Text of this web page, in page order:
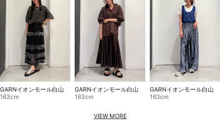
GARNイオンモール白山
163cm
GARNイオンモール白山
163cm
GARNイオンモール白山
163cm
VIEW MORE